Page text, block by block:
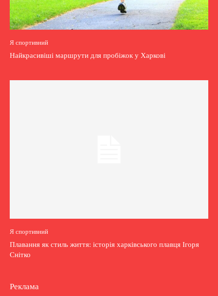
Я спортивний
Найкрасивіші маршрути для пробіжок у Харкові
Я спортивний
Плавання як стиль життя: історія харківського плавця Ігоря
Снітко
Реклама